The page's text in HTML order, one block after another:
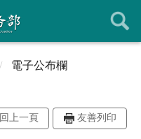
電子公布欄
回上一頁 友善列印